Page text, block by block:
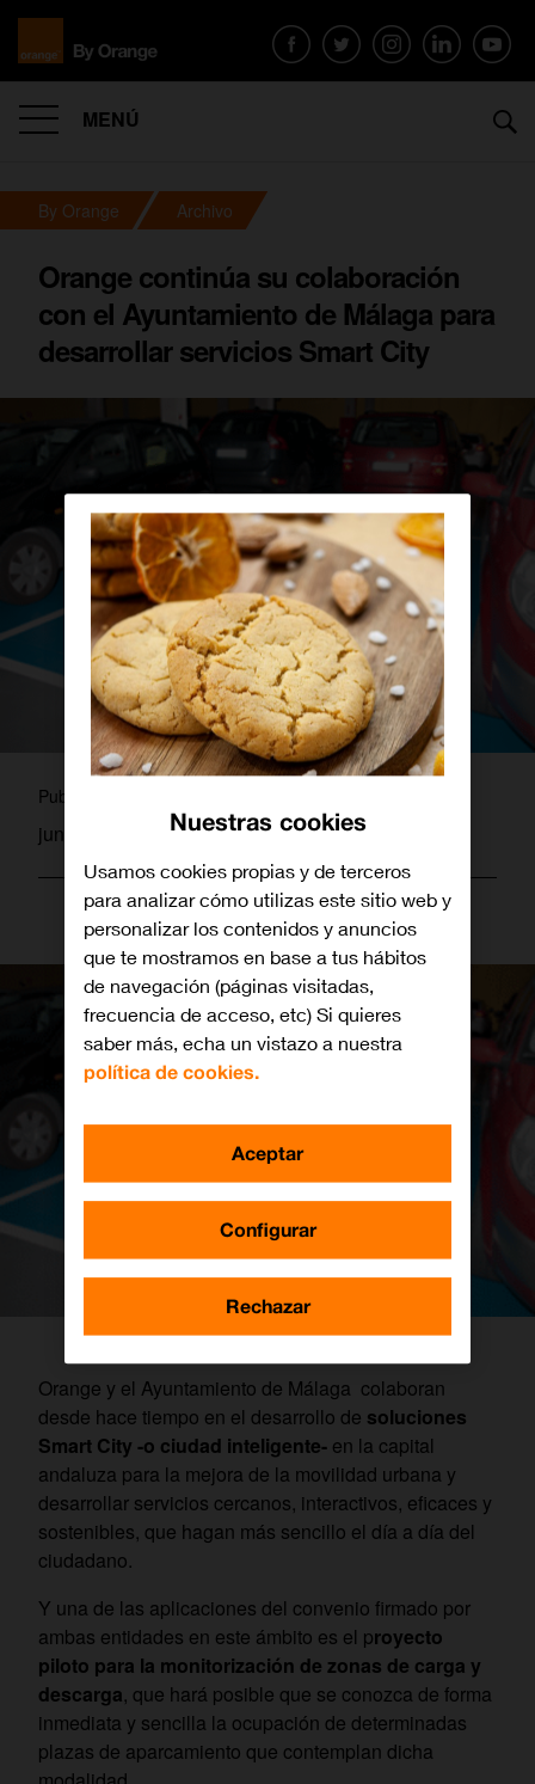
MENÚ
By Orange Archivo
Orange continúa su colaboración
con el Ayuntamiento de Málaga para
desarrollar servicios Smart City
Publicado por
junio 26, 2014
Orange y el Ayuntamiento de Málaga colaboran
desde hace tiempo en el desarrollo de soluciones
Smart City -o ciudad inteligente- en la capital
andaluza para la mejora de la movilidad urbana y
desarrollar servicios cercanos, interactivos, eficaces y
sostenibles, que hagan más sencillo el día a día del
ciudadano.
Y una de las aplicaciones del convenio firmado por
ambas entidades en este ámbito es el proyecto
piloto para la monitorización de zonas de carga y
descarga, que hará posible que se conozca de forma
inmediata y sencilla la ocupación de determinadas
plazas de aparcamiento que contemplan dicha
Nuestras cookies
Usamos cookies propias y de terceros
para analizar cómo utilizas este sitio web y
personalizar los contenidos y anuncios
que te mostramos en base a tus hábitos
de navegación (páginas visitadas,
frecuencia de acceso, etc) Si quieres
saber más, echa un vistazo a nuestra
política de cookies.
Configurar
Rechazar
Aceptar